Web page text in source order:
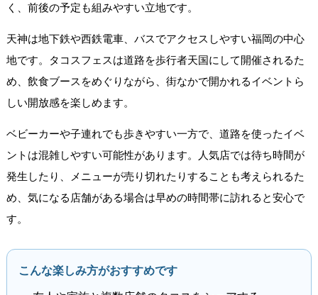
く、前後の予定も組みやすい立地です。
天神は地下鉄や西鉄電車、バスでアクセスしやすい福岡の中心
地です。タコスフェスは道路を歩行者天国にして開催されるた
め、飲食ブースをめぐりながら、街なかで開かれるイベントら
しい開放感を楽しめます。
ベビーカーや子連れでも歩きやすい一方で、道路を使ったイベ
ントは混雑しやすい可能性があります。人気店では待ち時間が
発生したり、メニューが売り切れたりすることも考えられるた
め、気になる店舗がある場合は早めの時間帯に訪れると安心で
す。
こんな楽しみ方がおすすめです